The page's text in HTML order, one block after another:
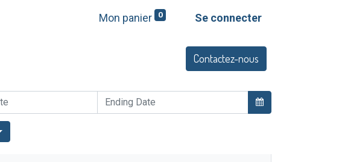
Mon panier 0 Se connecter
Contactez-nous